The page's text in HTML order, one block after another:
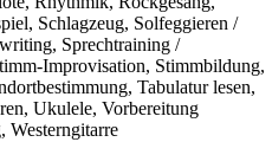
Schlagzeug, Solfeggieren /
Sprechtraining /
Improvisation, Stimmbildung,
Tabulatur lesen,
Ukulele, Vorbereitung
Westerngitarre